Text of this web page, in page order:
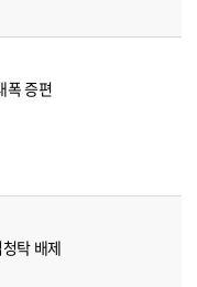
폭 증편
탁 배제